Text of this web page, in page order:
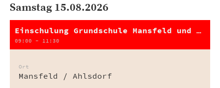
Samstag 15.08.2026
Einschulung Grundschule Mansfeld und Grundschule Ahlsdorf
09:00 - 11:30
Ort
Mansfeld / Ahlsdorf